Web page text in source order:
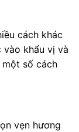
cách khác
vào khẩu vị và
số cách
vẹn hương